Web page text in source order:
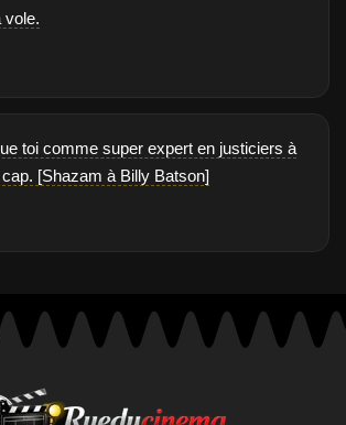
vole.
toi comme super expert en justiciers à
[Shazam à Billy Batson]